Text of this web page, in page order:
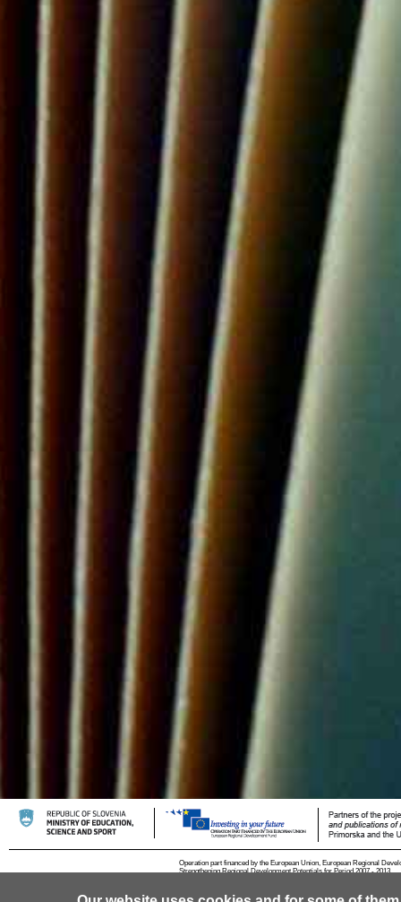
Operation part financed by the European Union, European Regional
Strengthening Regional Development Potentials for Period 2007 - 2013.